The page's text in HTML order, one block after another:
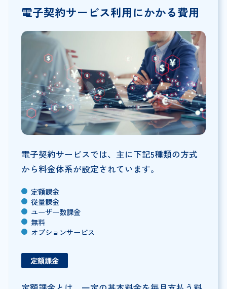
電子契約サービス利用にかかる費用
電子契約サービスでは、主に下記5種類の方式
から料金体系が設定されています。
定額課金
従量課金
ユーザー数課金
無料
オプションサービス
定額課金